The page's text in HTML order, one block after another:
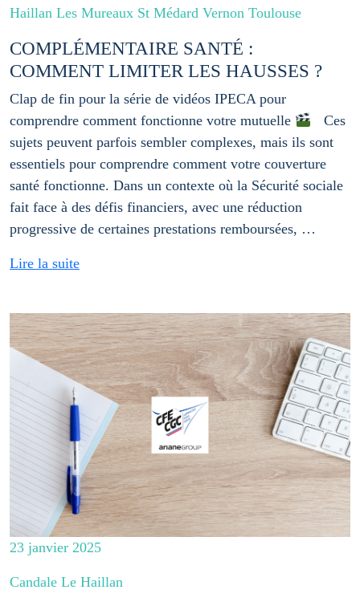
Haillan Les Mureaux St Médard Vernon Toulouse
COMPLÉMENTAIRE SANTÉ :
COMMENT LIMITER LES HAUSSES ?
Clap de fin pour la série de vidéos IPECA pour
comprendre comment fonctionne votre mutuelle
Ces
sujets peuvent parfois sembler complexes, mais ils sont
essentiels pour comprendre comment votre couverture
santé fonctionne. Dans un contexte où la Sécurité sociale
fait face à des défis financiers, avec une réduction
progressive de certaines prestations remboursées, …
Lire la suite
23 janvier 2025
Candale Le Haillan